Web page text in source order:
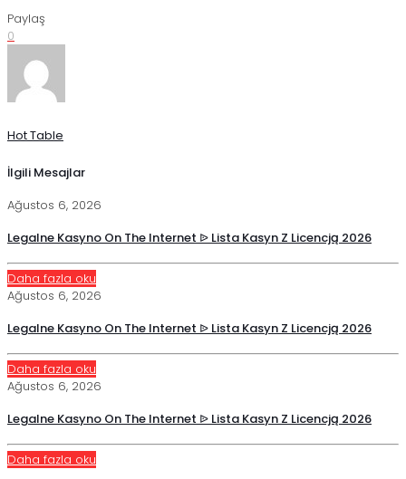
Paylaş
0
Hot Table
İlgili Mesajlar
Ağustos 6, 2026
Legalne Kasyno On The Internet ᐉ Lista Kasyn Z Licencją 2026
Daha fazla oku
Ağustos 6, 2026
Legalne Kasyno On The Internet ᐉ Lista Kasyn Z Licencją 2026
Daha fazla oku
Ağustos 6, 2026
Legalne Kasyno On The Internet ᐉ Lista Kasyn Z Licencją 2026
Daha fazla oku